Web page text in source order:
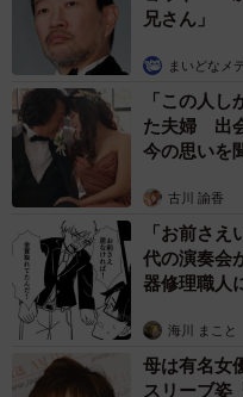
材料をひたすら混ぜ、綺
ただけです。生地を加熱
ラチンを使って冷やした
こしませんでした。
──固まるまでどれくらい
中まで固まっているか確
晩中冷蔵庫で冷やしておき
──バケツからはどうやっ
兄さん」
まいどなメ
「この人
た夫婦 出
今の思いを
古川 諭香
「お前さ
代の演奏会
器修理職人
海川 まこと
母は有名女
スリーブ姿